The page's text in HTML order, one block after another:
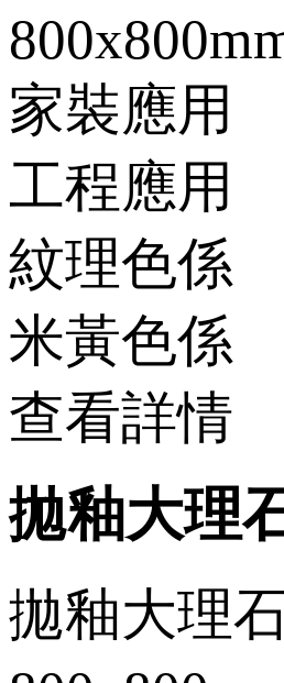
家裝應用
工程應用
紋理色係
米黃色係
查看詳情
拋釉大理
拋釉大理石